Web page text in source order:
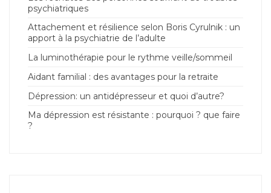
psychiatriques
Attachement et résilience selon Boris Cyrulnik : un
apport à la psychiatrie de l’adulte
La luminothérapie pour le rythme veille/sommeil
Aidant familial : des avantages pour la retraite
Dépression: un antidépresseur et quoi d’autre?
Ma dépression est résistante : pourquoi ? que faire
?